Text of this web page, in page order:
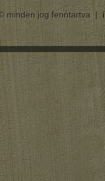
minden jog fenntartva |